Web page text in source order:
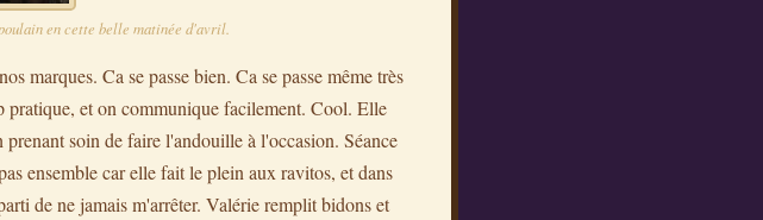
en cette belle matinée d'avril.
marques. Ca se passe bien. Ca se passe même très
pratique, et on communique facilement. Cool. Elle
soin de faire l'andouille à l'occasion. Séance
ensemble car elle fait le plein aux ravitos, et dans
de ne jamais m'arrêter. Valérie remplit bidons et